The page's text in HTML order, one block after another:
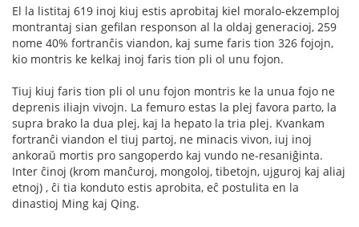
El la listitaj 619 inoj kiuj estis aprobitaj kiel moralo-ekzemploj
montrantaj sian gefilan responson al la oldaj generacioj, 259
nome 40% fortranĉis viandon, kaj sume faris tion 326 fojojn,
kio montris ke kelkaj inoj faris tion pli ol unu fojon.
Tiuj kiuj faris tion pli ol unu fojon montris ke la unua fojo ne
deprenis iliajn vivojn. La femuro estas la plej favora parto, la
supra brako la dua plej, kaj la hepato la tria plej. Kvankam
fortranĉi viandon el tiuj partoj, ne minacis vivon, iuj inoj
ankoraŭ mortis pro sangoperdo kaj vundo ne-resaniĝinta.
Inter ĉinoj (krom manĉuroj, mongoloj, tibetojn, ujguroj kaj aliaj
etnoj) , ĉi tia konduto estis aprobita, eĉ postulita en la
dinastioj Ming kaj Qing.